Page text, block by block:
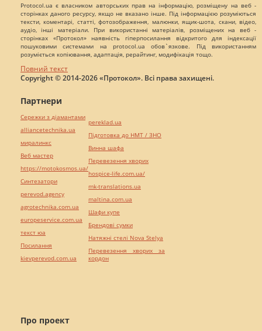
Protocol.ua є власником авторських прав на інформацію, розміщену на веб -
сторінках даного ресурсу, якщо не вказано інше. Під інформацією розуміються
тексти, коментарі, статті, фотозображення, малюнки, ящик-шота, скани, відео,
аудіо, інші матеріали. При використанні матеріалів, розміщених на веб -
сторінках «Протокол» наявність гіперпосилання відкритого для індексації
пошуковими системами на protocol.ua обов`язкове. Під використанням
розуміється копіювання, адаптація, рерайтинг, модифікація тощо.
Повний текст
Copyright © 2014-2026 «Протокол». Всі права захищені.
Про проект
Партнери
Сережки з діамантами
alliancetechnika.ua
миралинкс
Веб мастер
https://motokosmos.ua/
Синтезатори
perevod.agency
agrotechnika.com.ua
europeservice.com.ua
текст юа
Посилання
kievperevod.com.ua
pereklad.ua
Підготовка до НМТ / ЗНО
Винна шафа
Перевезення хворих
hospice-life.com.ua/
mk-translations.ua
maltina.com.ua
Шафи купе
Брендові сумки
Натяжні стелі Nova Stelya
Перевезення хворих за
кордон